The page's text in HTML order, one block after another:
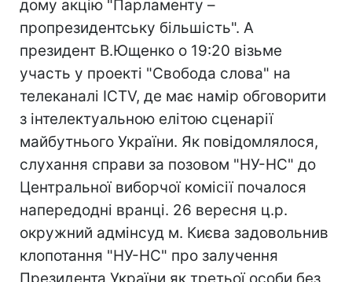
дому акцію "Парламенту –
пропрезидентську більшість". А
президент В.Ющенко о 19:20 візьме
участь у проекті "Свобода слова" на
телеканалі ICTV, де має намір обговорити
з інтелектуальною елітою сценарії
майбутнього України. Як повідомлялося,
слухання справи за позовом "НУ-НС" до
Центральної виборчої комісії почалося
напередодні вранці. 26 вересня ц.р.
окружний адмінсуд м. Києва задовольнив
клопотання "НУ-НС" про залучення